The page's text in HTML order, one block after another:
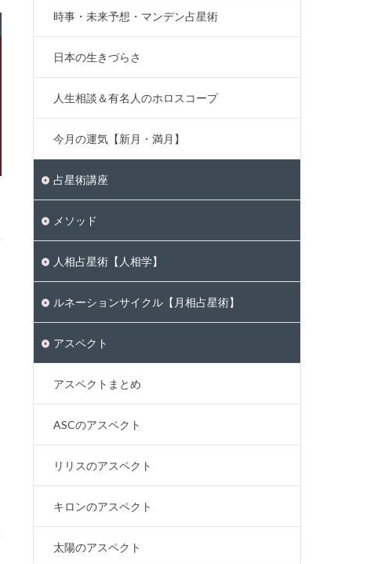
時事・未来予想・マンデン占星術
日本の生きづらさ
人生相談＆有名人のホロスコープ
今月の運気【新月・満月】
占星術講座
メソッド
人相占星術【人相学】
ルネーションサイクル【月相占星術】
アスペクト
アスペクトまとめ
ASCのアスペクト
リリスのアスペクト
キロンのアスペクト
太陽のアスペクト